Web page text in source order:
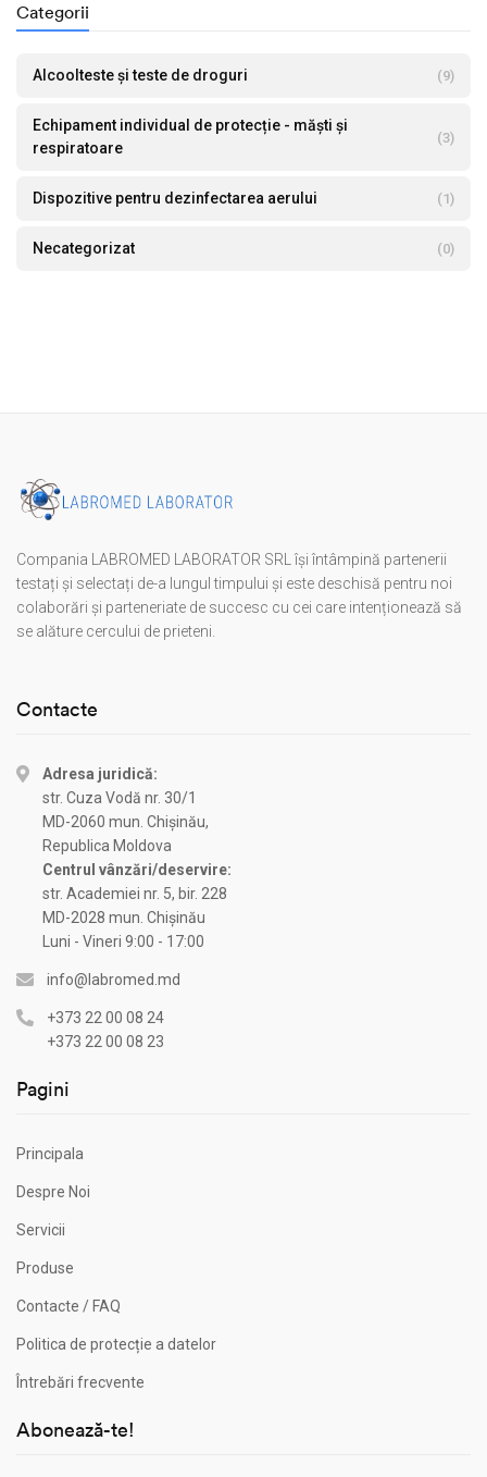
Categorii
Alcoolteste și teste de droguri (9)
Echipament individual de protecție - măști și
respiratoare
(3)
Dispozitive pentru dezinfectarea aerului (1)
Necategorizat (0)
Compania LABROMED LABORATOR SRL își întâmpină partenerii
testați și selectați de-a lungul timpului și este deschisă pentru noi
colaborări și parteneriate de succesc cu cei care intenționează să
se alăture cercului de prieteni.
Contacte
Adresa juridică:
str. Cuza Vodă nr. 30/1
MD-2060 mun. Chișinău,
Republica Moldova
Centrul vânzări/deservire:
str. Academiei nr. 5, bir. 228
MD-2028 mun. Chișinău
Luni - Vineri 9:00 - 17:00
info@labromed.md
+373 22 00 08 24
+373 22 00 08 23
Pagini
Principala
Despre Noi
Servicii
Produse
Contacte / FAQ
Politica de protecție a datelor
Întrebări frecvente
Abonează-te!